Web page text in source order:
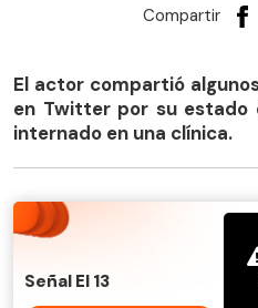
Compartir
El actor compartió
en Twitter por su estado
internado en una clínica.
Señal El 13